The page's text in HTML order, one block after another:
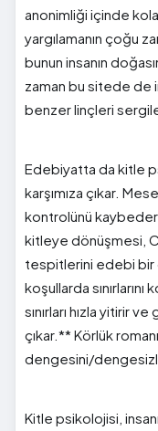
anonimliği içinde
yargılamanın çoğu
bunun insanın
zaman bu sitede de
benzer linçleri
Edebiyatta da kitle
karşımıza çıkar.
kontrolünü
kitleye dönüşmesi,
tespitlerini edebi bir
koşullarda
sınırları hızla yitirir
çıkar.** Körlük
dengesini/
Kitle psikolojisi,